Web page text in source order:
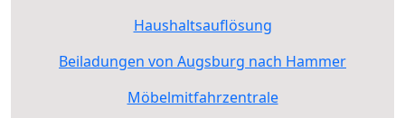
Haushaltsauflösung
Beiladungen von Augsburg nach Hammer
Möbelmitfahrzentrale